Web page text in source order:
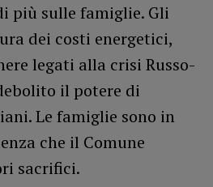
più sulle famiglie. Gli
dei costi energetici,
legati alla crisi Russo-
il potere di
Le famiglie sono in
che il Comune
sacrifici.